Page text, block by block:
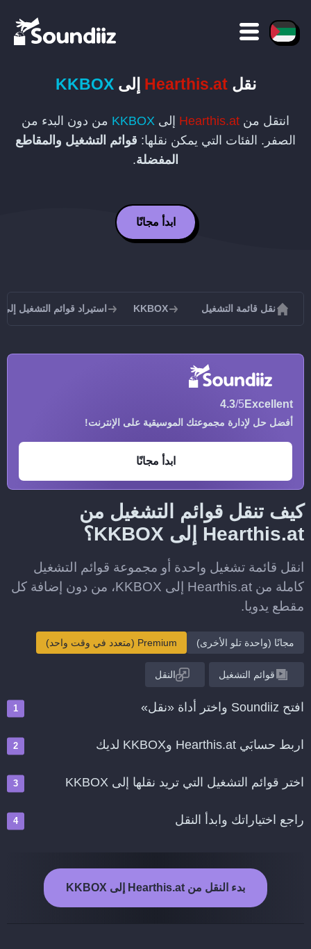
نقلHearthis.at إلىKKBOX
انتقل من Hearthis.at إلى KKBOX من دون البدء من
الصفر. الفئات التي يمكن نقلها: قوائم التشغيل والمقاطع
المفضلة.
ابدأ مجانًا
نقل قائمة التشغيل KKBOX استيراد قوائم التشغيل إلى KKBOX
Excellent
4.3/5
أفضل حل لإدارة مجموعتك الموسيقية على الإنترنت!
ابدأ مجانًا
كيف تنقل قوائم التشغيل من
Hearthis.at إلى KKBOX؟
انقل قائمة تشغيل واحدة أو مجموعة قوائم التشغيل
كاملة من Hearthis.at إلى KKBOX، من دون إضافة كل
مقطع يدويا.
مجانًا (واحدة تلو الأخرى) Premium (متعدد في وقت واحد)
قوائم التشغيل النقل
افتح Soundiiz واختر أداة «نقل»
اربط حسابَي Hearthis.at وKKBOX لديك
اختر قوائم التشغيل التي تريد نقلها إلى KKBOX
راجع اختياراتك وابدأ النقل
بدء النقل من Hearthis.at إلى KKBOX